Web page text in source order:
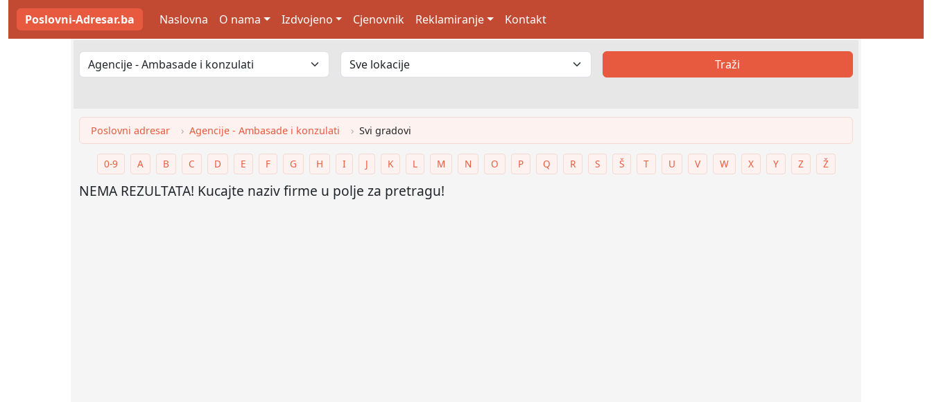
Poslovni-Adresar.ba Naslovna O nama Izdvojeno Cjenovnik Reklamiranje Kontakt
Traži
Poslovni adresar Agencije - Ambasade i konzulati Svi gradovi
0-9 A B C D E F G H I J K L M N O P Q R S Š T U V W X Y Z Ž
NEMA REZULTATA! Kucajte naziv firme u polje za pretragu!